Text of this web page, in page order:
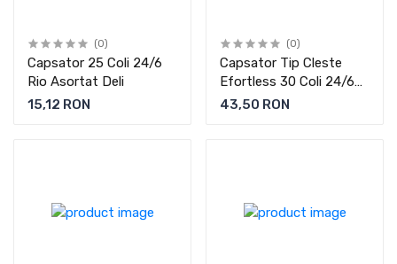
(0)
Capsator 25 Coli 24/6
Rio Asortat Deli
15,12 RON
(0)
Capsator Tip Cleste
Efortless 30 Coli 24/6
Negru Deli
43,50 RON